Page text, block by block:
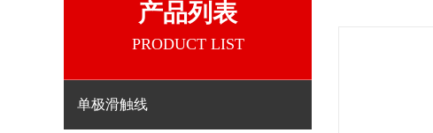
产品列表
PRODUCT LIST
单极滑触线